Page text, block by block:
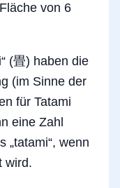
von 6
(畳) haben die
(im Sinne der
für Tatami
eine Zahl
„tatami“, wenn
wird.